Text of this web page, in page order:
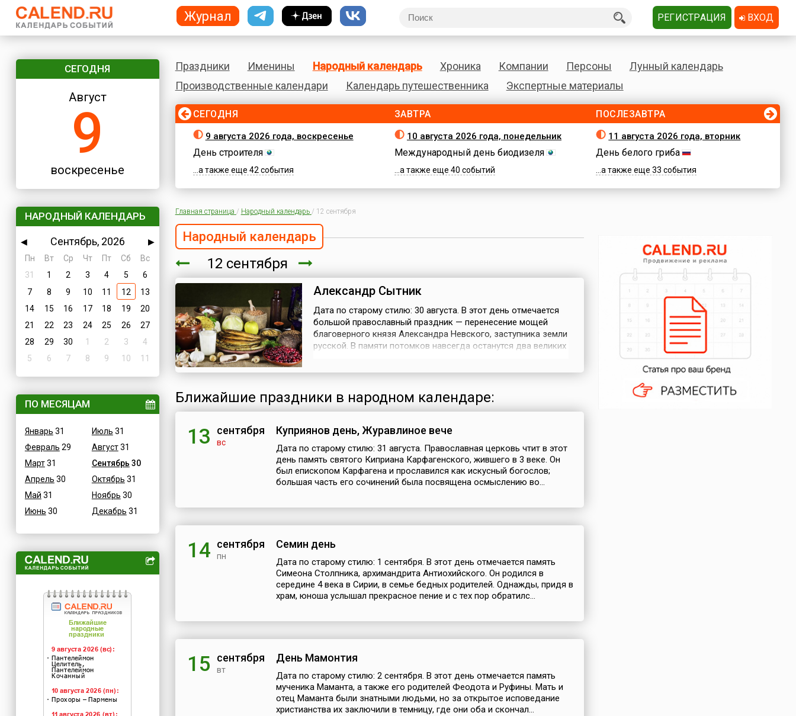
СЕГОДНЯ
Август
9
воскресенье
НАРОДНЫЙ КАЛЕНДАРЬ
◀ Сентябрь, 2026
▶
Пн
Вт Ср Чт Пт Сб
Вс
31
1 2 3 4 5
6
7
8 9 10 11 12
13
14
15 16 17 18 19
20
21
22 23 24 25 26
27
28
29 30 1 2 3
4
5
6 7 8 9 10 11
ПО МЕСЯЦАМ
Январь 31
Февраль 29
Март31
Апрель 30
Май 31
Июнь 30
Июль 31
Август31
Сентябрь 30
Октябрь 31
Ноябрь 30
Декабрь 31
Праздники Именины Народный календарь Хроника Компании Персоны
Лунный календарь
Производственные календари
Календарь путешественника Экспертные материалы
СЕГОДНЯ
9 августа 2026 года, воскресенье
День строителя
...а также еще 42 события
ЗАВТРА
10 августа 2026 года, понедельник
Международный день биодизеля
...а также еще 40 событий
ПОСЛЕЗАВТРА
11 августа 2026 года, вторник
День белого гриба
...а также еще 33 события
Главная страница / Народный календарь / 12 сентября
Народный календарь
12 сентября
Александр Сытник
Дата по старому стилю: 30 августа. В этот день отмечается
большой православный праздник — перенесение мощей
благоверного князя Александра Невского, заступника земли
русской. В памяти потомков навсегда останутся два великих
благоверного князя ве...
Ближайшие праздники в народном календаре:
13 сентября
вс
Куприянов день, Журавлиное вече
Дата по старому стилю: 31 августа. Православная церковь чтит в этот
день память святого Киприана Карфагенского, жившего в 3 веке. Он
был епископом Карфагена и прославился как искусный богослов;
большая часть его сочинений была посвящена осмыслению во...
14 сентября
пн
Семин день
Дата по старому стилю: 1 сентября. В этот день отмечается память
Симеона Столпника, архимандрита Антиохийского. Он родился в
середине 4 века в Сирии, в семье бедных родителей. Однажды, придя в
храм, юноша услышал прекрасное пение и с тех пор обратилс...
15 сентября
вт
День Мамонтия
Дата по старому стилю: 2 сентября. В этот день отмечается память
мученика Маманта, а также его родителей Феодота и Руфины. Мать и
отец Маманта были знатными людьми, но за открытое исповедание
христианства их заключили в темницу, где они оба и скончал...
Журнал РЕГИСТРАЦИЯ ВХОД